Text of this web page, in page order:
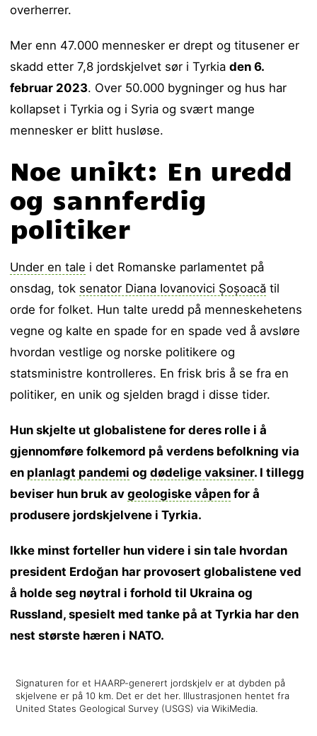
overherrer.
Mer enn 47.000 mennesker er drept og titusener er
skadd etter 7,8 jordskjelvet sør i Tyrkiaden 6.
februar 2023. Over 50.000 bygninger og hus har
kollapset i Tyrkia og i Syria og svært mange
mennesker er blitt husløse.
Noe unikt: En uredd
og sannferdig
politiker
Under en tale i det Romanske parlamentet på
onsdag, tok senator Diana Iovanovici Șoșoacă til
orde for folket. Hun talte uredd på menneskehetens
vegne og kalte en spade for en spade ved å avsløre
hvordan vestlige og norske politikere og
statsministre kontrolleres. En frisk bris å se fra en
politiker, en unik og sjelden bragd i disse tider.
Hun skjelte ut globalistene for deres rolle i å
gjennomføre folkemord på verdens befolkning via
en planlagt pandemi ogdødelige vaksiner. I tillegg
beviser hun bruk avgeologiske våpen for å
produsere jordskjelvene i Tyrkia.
Ikke minst forteller hun videre i sin tale hvordan
president Erdoğan har provosert globalistene ved
å holde seg nøytral i forhold til Ukraina og
Russland, spesielt med tanke på at Tyrkia har den
nest største hæren i NATO.
Signaturen for et HAARP-generert jordskjelv er at dybden på
skjelvene er på 10 km. Det er det her. Illustrasjonen hentet fra
United States Geological Survey (USGS) via WikiMedia.